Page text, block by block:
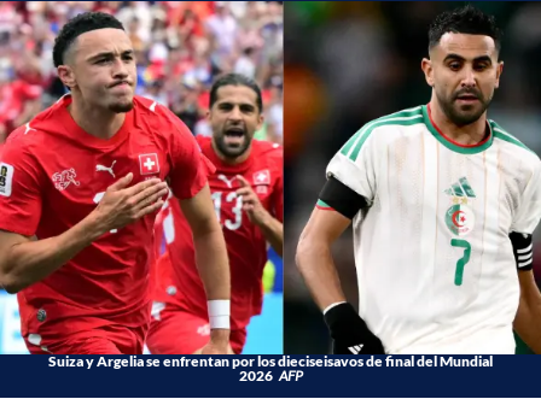
Suiza y Argelia se enfrentan por los dieciseisavos de final del Mundial
2026 AFP